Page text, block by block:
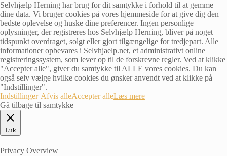
Selvhjælp Herning har brug for dit samtykke i forhold til at gemme
dine data. Vi bruger cookies på vores hjemmeside for at give dig den
bedste oplevelse og huske dine preferencer. Ingen personlige
oplysninger, der registreres hos Selvhjælp Herning, bliver på noget
tidspunkt overdraget, solgt eller gjort tilgængelige for tredjepart. Alle
informationer opbevares i Selvhjaelp.net, et administrativt online
registreringssystem, som lever op til de forskrevne regler. Ved at klikke
"Accepter alle", giver du samtykke til ALLE vores cookies. Du kan
også selv vælge hvilke cookies du ønsker anvendt ved at klikke på
"Indstillinger".
Indstillinger Afvis alleAccepter alleLæs mere
Gå tilbage til samtykke
Luk
Privacy Overview